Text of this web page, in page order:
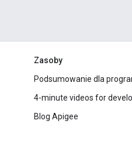
Zasoby
Podsumowanie dla
4-minute videos for
Blog Apigee